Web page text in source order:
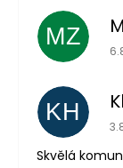
MZ
KH
Skvělá